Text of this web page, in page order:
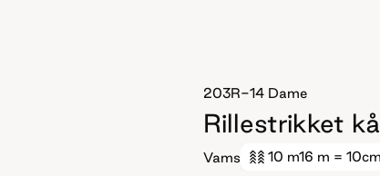
203R-14 Dame
Rillestrikket
Vams 10 m16 m = 10cm